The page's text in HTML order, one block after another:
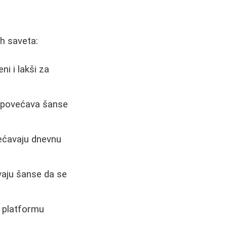
saveta:
i lakši za
šanse
dnevnu
šanse da se
platformu